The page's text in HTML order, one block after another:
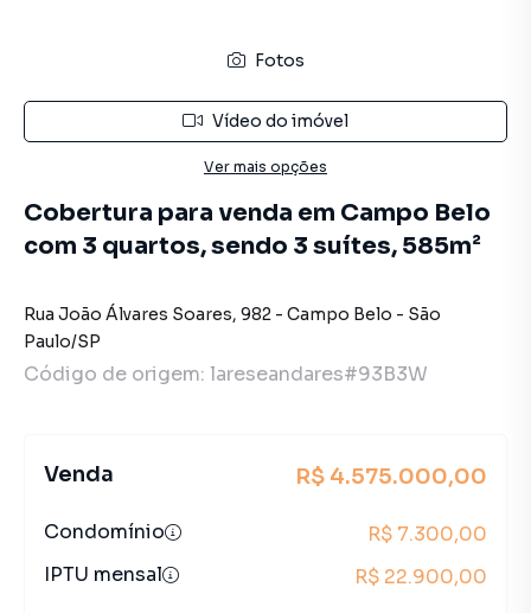
Fotos
Vídeo do imóvel
Ver mais opções
Cobertura para venda em Campo Belo
com 3 quartos, sendo 3 suítes, 585m²
Rua João Álvares Soares, 982 - Campo Belo - São
Paulo/SP
Código de origem: lareseandares#93B3W
Venda R$ 4.575.000,00
Condomínio
R$ 7.300,00
IPTU mensal
R$ 22.900,00